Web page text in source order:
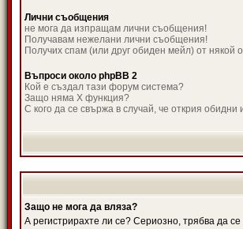
Лични съобщения
не мога да изпращам лични съобщения!
Получавам нежелани лични съобщения!
Получих спам (или друг обиден мейл) от някой
Въпроси около phpBB 2
Кой е създал тази форум система?
Защо няма X функция?
С кого да се свържа в случай, че открия
Защо не мога да вляза?
А регистрирахте ли се? Сериозно, трябва да